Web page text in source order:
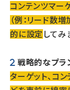
コンテンツマー
（例：リード数
的に設定 してみ
戦略的なプラ
ターゲット、コ